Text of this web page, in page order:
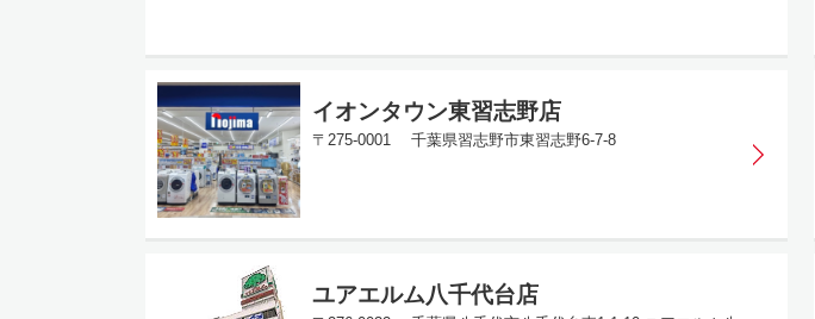
イオンタウン東習志野店
〒275-0001 千葉県習志野市東習志野6-7-8
ユアエルム八千代台店